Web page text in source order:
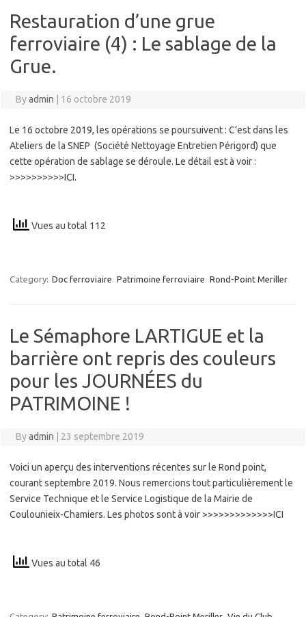
Restauration d’une grue
ferroviaire (4) : Le sablage de la
Grue.
Byadmin 16 octobre 2019
Le 16 octobre 2019, les opérations se poursuivent : C’est dans les
Ateliers de la SNEP (Société Nettoyage Entretien Périgord) que
cette opération de sablage se déroule. Le détail est à voir :
>>>>>>>>>>ICI.
Vues au total 112
Category: Doc ferroviaire Patrimoine ferroviaire Rond-Point Meriller
Le Sémaphore LARTIGUE et la
barrière ont repris des couleurs
pour les JOURNÉES du
PATRIMOINE !
Byadmin 23 septembre 2019
Voici un aperçu des interventions récentes sur le Rond point,
courant septembre 2019. Nous remercions tout particulièrement le
Service Technique et le Service Logistique de la Mairie de
Coulounieix-Chamiers. Les photos sont à voir >>>>>>>>>>>>>ICI
Vues au total 46